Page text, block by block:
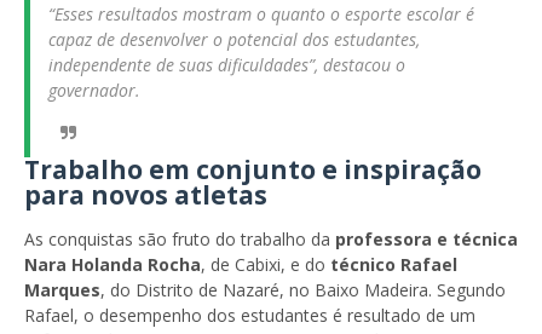
“Esses resultados mostram o quanto o esporte escolar é
capaz de desenvolver o potencial dos estudantes,
independente de suas dificuldades”, destacou o
governador.
Trabalho em conjunto e inspiração
para novos atletas
As conquistas são fruto do trabalho da professora e técnica
Nara Holanda Rocha, de Cabixi, e do técnico Rafael
Marques, do Distrito de Nazaré, no Baixo Madeira. Segundo
Rafael, o desempenho dos estudantes é resultado de um